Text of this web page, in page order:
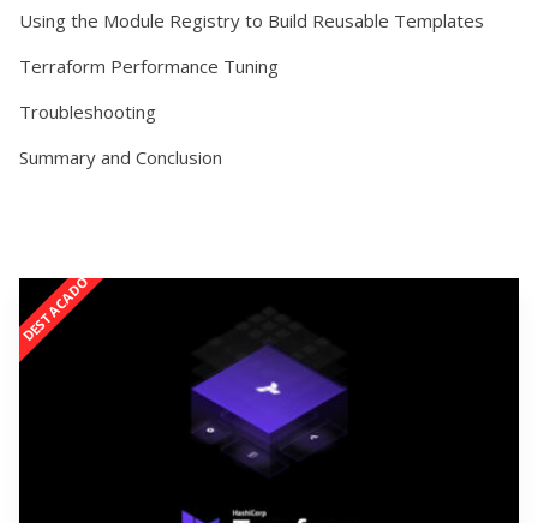
Using the Module Registry to Build Reusable Templates
Terraform Performance Tuning
Troubleshooting
Summary and Conclusion